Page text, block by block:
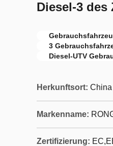
Diesel-3 des
3
Diesel-UTV
Herkunftsort: China
Markenname:
Zertifizierung: